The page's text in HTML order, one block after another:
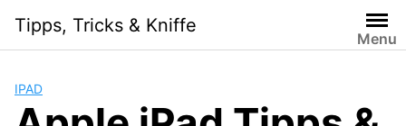
content
Tipps, Tricks & Kniffe
Menu
IPAD